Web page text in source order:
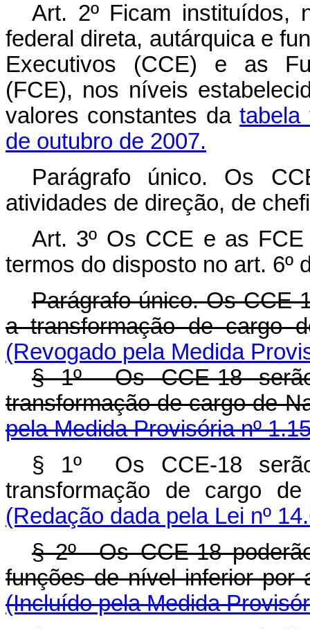
Art. 2º Ficam instituídos,
federal direta, autárquica e
Executivos (CCE) e as
(FCE), nos níveis
valores constantes databela
de outubro de 2007.
Parágrafo único. Os
atividades de direção, de
Art. 3º Os CCE e as
termos do disposto no art. 6º
Parágrafo único. Os
a transformação de
(Revogado pela Medida
§ 1º Os CCE-18
transformação de cargo
pela Medida Provisória nº
§ 1º Os CCE-18
transformação de
(Redação dada pela Lei nº
§ 2º Os CCE-18
funções de nível inferior
(Incluído pela Medida